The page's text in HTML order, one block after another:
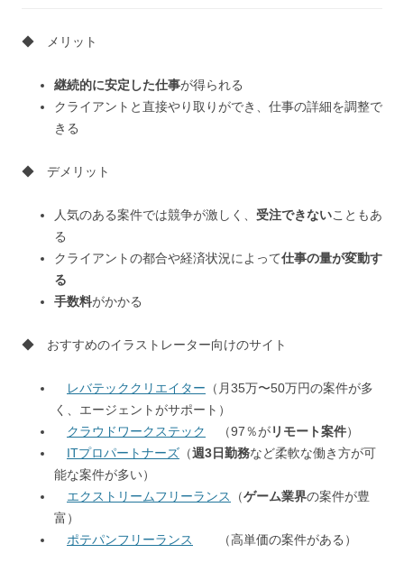
◆ メリット
継続的に安定した仕事が得られる
クライアントと直接やり取りができ、仕事の詳細を調整で
きる
◆ デメリット
人気のある案件では競争が激しく、 受注できないこともあ
る
クライアントの都合や経済状況によって仕事の量が変動す
る
手数料がかかる
◆ おすすめのイラストレーター向けのサイト
レバテッククリエイター （月35万〜50万円の案件が多
く、エージェントがサポート）
クラウドワークステック
（97％がリモート案件）
ITプロパートナーズ （週3日勤務など柔軟な働き方が可
能な案件が多い）
エクストリームフリーランス
（ゲーム業界の案件が豊
富）
ポテパンフリーランス
（高単価の案件がある）